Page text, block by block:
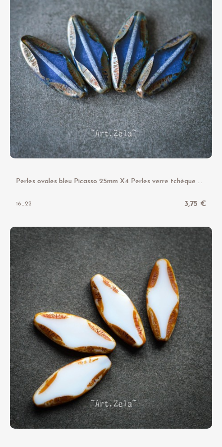
P
erles ovales bleu Picasso 25mm X4 Perles verre tchèque motif losange
16_22 3,75 €